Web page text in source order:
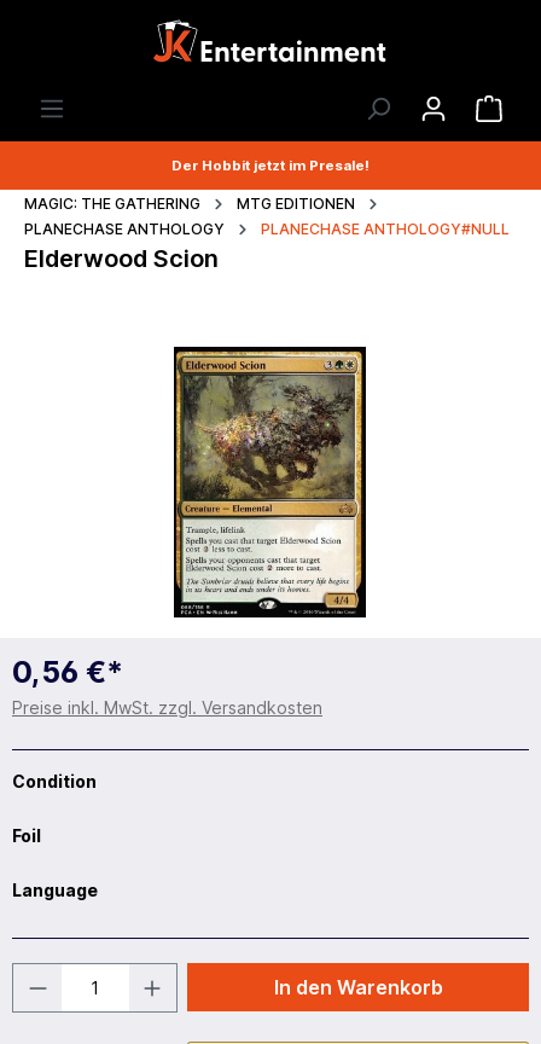
Der Hobbit jetzt im Presale!
MAGIC: THE GATHERING
MTG EDITIONEN
PLANECHASE ANTHOLOGY
PLANECHASE ANTHOLOGY#NULL
Elderwood Scion
0,56 €*
Preise inkl. MwSt. zzgl. Versandkosten
Condition
Foil
Language
In den Warenkorb